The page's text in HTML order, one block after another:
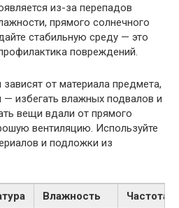
из-за перепадов
прямого солнечного
стабильную среду — это
повреждений.
от материала предмета,
избегать влажных подвалов и
вещи вдали от прямого
вентиляцию. Используйте
и подложки из
Влажность Частота